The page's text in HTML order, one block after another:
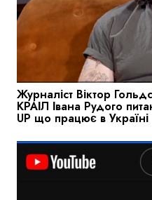
Журналіст Віктор
КРАІЛ Івана Рудого
UP що працює в Україні